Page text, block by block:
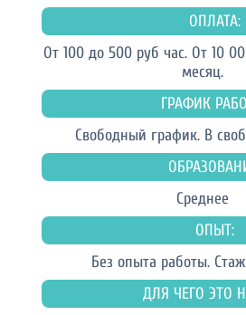
ОПЛАТА:
От 100 до 500 руб час. От 10
месяц.
ГРАФИК
Свободный график. В
Среднее
ОПЫТ:
Без опыта работы.
ДЛЯ ЧЕГО ЭТО